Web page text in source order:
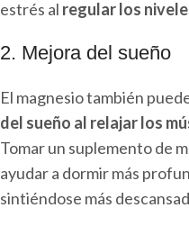
estrés al regular los
2. Mejora del sueño
El magnesio también
del sueño al relajar los
Tomar un suplemento de
ayudar a dormir más
sintiéndose más